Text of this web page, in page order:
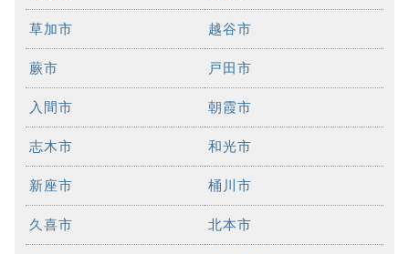
草加市 越谷市
蕨市 戸田市
入間市 朝霞市
志木市 和光市
新座市 桶川市
久喜市 北本市